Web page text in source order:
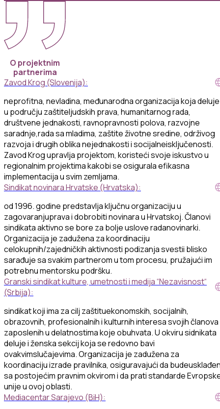
O projektnim
partnerima
Zavod Krog (Slovenija):
neprofitna, nevladina, međunarodnaorganizacijakojadeluje
u području zaštiteljudskih prava, humanitarnograda,
društvene jednakosti, ravnopravnosti polova, razvojne
saradnje,radasamladima, zaštiteživotnesredine, održivog
razvojaidrugihoblikanejednakostiisocijalneisključenosti.
ZavodKrogupravlja projektom, koristećisvojeiskustvou
regionalnim projektimakakobi seosiguralaefikasna
implementacijausvim zemljama.
Sindikat novinara Hrvatske (Hrvatska):
od 1996.godine predstavljaključnuorganizacijuu
zagovaranjupravaidobrobitinovinarauHrvatskoj.Članovi
sindikataaktivnose bore za boljeusloveradanovinarki.
Organizacija je zadužena zakoordinaciju
celokupnih/zajedničkihaktivnosti podizanjasvestii blisko
sarađujesasvakim partneromu tom procesu, pružajućiim
potrebnumentorsku podršku.
Granski sindikat kulture, umetnosti i medija “Nezavisnost“
(Srbija):
sindikatkojiima zacilj zaštituekonomskih, socijalnih,
obrazovnih, profesionalnihikulturnihinteresasvojihčlanova
zaposlenihudelatnostimakojeobuhvata. Uokvirusidnikata
delujeiženskasekcijkojaseredovno bavi
ovakvimslučajevima.Organizacija je zadužena za
koordinacijuizrade pravilnika, osiguravajućida bude
sa postojećim pravnimokviromida pratistandarde
unijeuovojoblasti.
Mediacentar Sarajevo (BiH):